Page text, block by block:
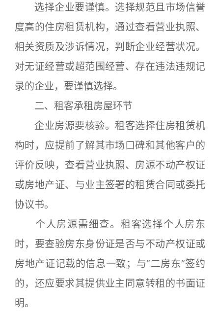
选择企业要谨慎。选择规范且市场信誉
度高的住房租赁机构，通过查看营业执照、
相关资质及涉诉情况，判断企业经营状况。
对无证经营或超范围经营、存在违法违规记
录的企业，要谨慎选择。
二、租客承租房屋环节
企业房源要核验。租客选择住房租赁机
构时，应提前了解其市场口碑和其他客户的
评价反映，查看营业执照、房源不动产权证
或房地产证、与业主签署的租赁合同或委托
协议书。
个人房源需细查。租客选择个人房东
时，要查验房东身份证是否与不动产权证或
房地产证记载的信息一致；与“二房东”签约
的，还应要求其提供业主同意转租的书面证
明。